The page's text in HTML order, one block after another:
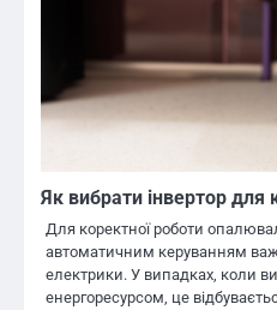
Як вибрати інвертор для
Для коректної роботи
автоматичним керуванням
електрики. У випадках, коли
енергоресурсом, це